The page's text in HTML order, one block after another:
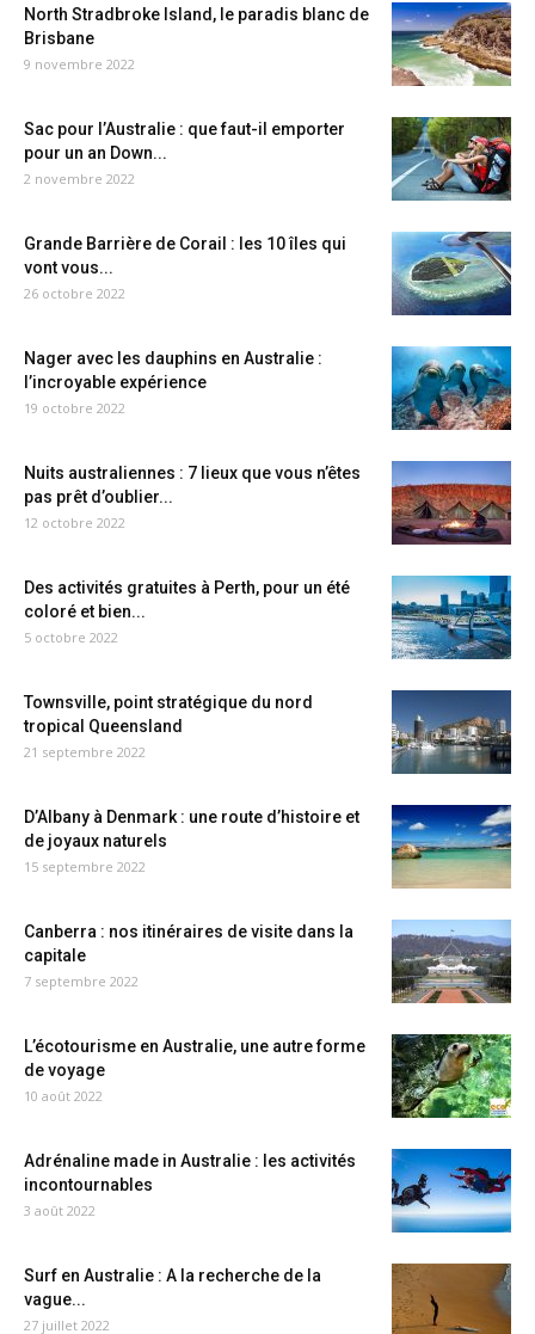
North Stradbroke Island, le paradis blanc de
Brisbane
9 novembre 2022
Sac pour l’Australie : que faut-il emporter
pour un an Down...
2 novembre 2022
Grande Barrière de Corail : les 10 îles qui
vont vous...
26 octobre 2022
Nager avec les dauphins en Australie :
l’incroyable expérience
19 octobre 2022
Nuits australiennes : 7 lieux que vous n’êtes
pas prêt d’oublier...
12 octobre 2022
Des activités gratuites à Perth, pour un été
coloré et bien...
5 octobre 2022
Townsville, point stratégique du nord
tropical Queensland
21 septembre 2022
D’Albany à Denmark : une route d’histoire et
de joyaux naturels
15 septembre 2022
Canberra : nos itinéraires de visite dans la
capitale
7 septembre 2022
L’écotourisme en Australie, une autre forme
de voyage
10 août 2022
Adrénaline made in Australie : les activités
incontournables
3 août 2022
Surf en Australie : A la recherche de la
vague...
27 juillet 2022